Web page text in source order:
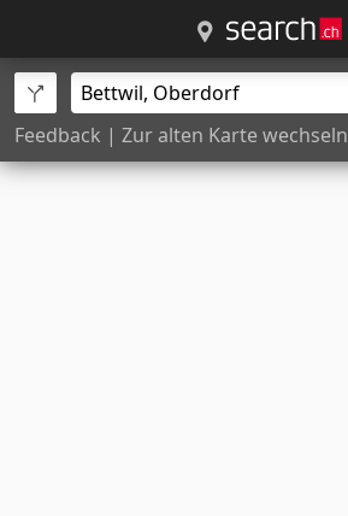
Feedback | Zur alten Karte wechseln